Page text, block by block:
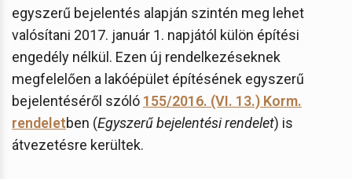
egyszerű bejelentés alapján szintén meg lehet
valósítani 2017. január 1. napjától külön építési
engedély nélkül. Ezen új rendelkezéseknek
megfelelően a lakóépület építésének egyszerű
bejelentéséről szóló 155/2016. (VI. 13.) Korm.
rendeletben (Egyszerű bejelentési rendelet) is
átvezetésre kerültek.